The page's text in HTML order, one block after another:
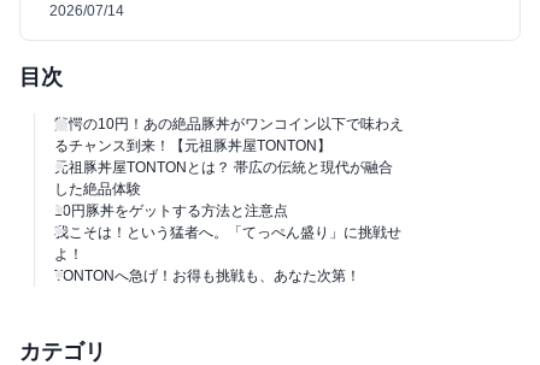
2026/07/14
目次
驚愕の10円！あの絶品豚丼がワンコイン以下で味わえ
るチャンス到来！【元祖豚丼屋TONTON】
元祖豚丼屋TONTONとは？ 帯広の伝統と現代が融合
した絶品体験
10円豚丼をゲットする方法と注意点
我こそは！という猛者へ。「てっぺん盛り」に挑戦せ
よ！
TONTONへ急げ！お得も挑戦も、あなた次第！
カテゴリ